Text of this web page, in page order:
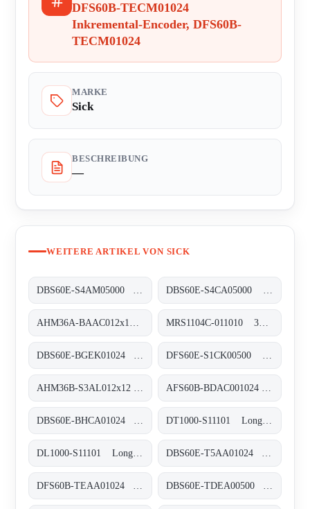
DFS60B-TECM01024
Inkremental-Encoder, DFS60B-
TECM01024
MARKE
Sick
BESCHREIBUNG
—
WEITERE ARTIKEL VON SICK